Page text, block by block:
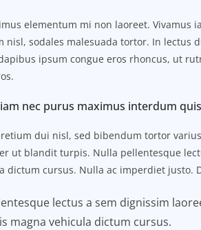
elementum mi non laoreet. Vivamus
nisl, sodales malesuada tortor. In lectus
ipsum congue eros rhoncus, ut
nec purus maximus interdum
dui nisl, sed bibendum tortor
ut blandit turpis. Nulla pellentesque
dictum cursus. Nulla ac imperdiet justo.
lectus a sem dignissim
magna vehicula dictum cursus.